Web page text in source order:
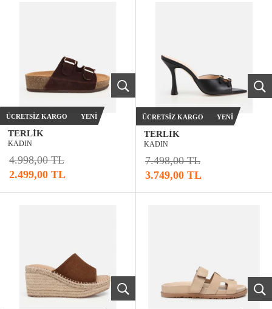
TERLIK
KADIN
4.998,00 TL
2.499,00 TL
ÜCRETSIZ KARGO YENI
TERLIK
KADIN
7.498,00 TL
3.749,00 TL
ÜCRETSIZ KARGO YENI